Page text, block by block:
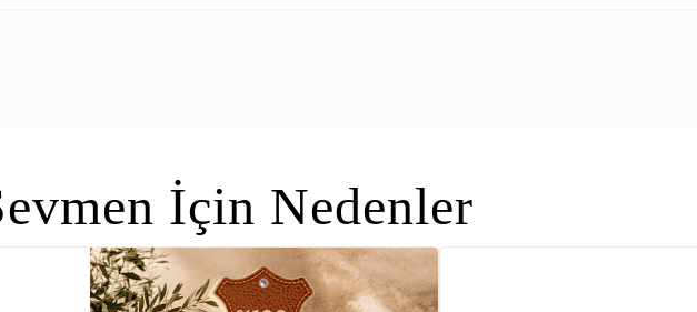
İçin Nedenler